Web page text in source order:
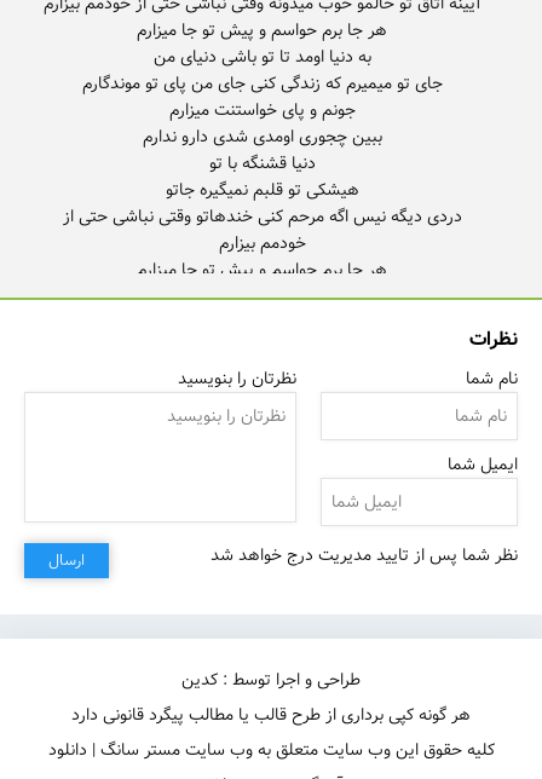
دردی دیگه نیس اگه مرحم کنی خندهاتو وقتی نباشی حتی از
به دنیا اومد تا تو باشی دنیای من
نظرات
نام شما
ایمیل شما
نظرتان را بنویسید
نظر شما پس از تایید مدیریت درج خواهد شد ارسال
طراحی و اجرا توسط : کدین
هر گونه کپی برداری از طرح قالب یا مطالب پیگرد قانونی دارد
کلیه حقوق این وب سایت متعلق به وب سایت مستر سانگ | دانلود